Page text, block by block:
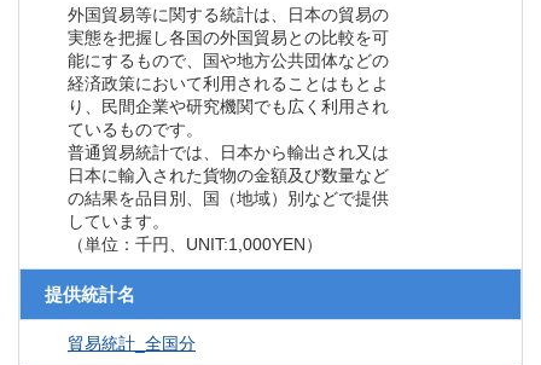
外国貿易等に関する統計は、日本の貿易の
実態を把握し各国の外国貿易との比較を可
能にするもので、国や地方公共団体などの
経済政策において利用されることはもとよ
り、民間企業や研究機関でも広く利用され
ているものです。
普通貿易統計では、日本から輸出され又は
日本に輸入された貨物の金額及び数量など
の結果を品目別、国（地域）別などで提供
しています。
（単位：千円、UNIT:1,000YEN）
提供統計名
貿易統計_全国分